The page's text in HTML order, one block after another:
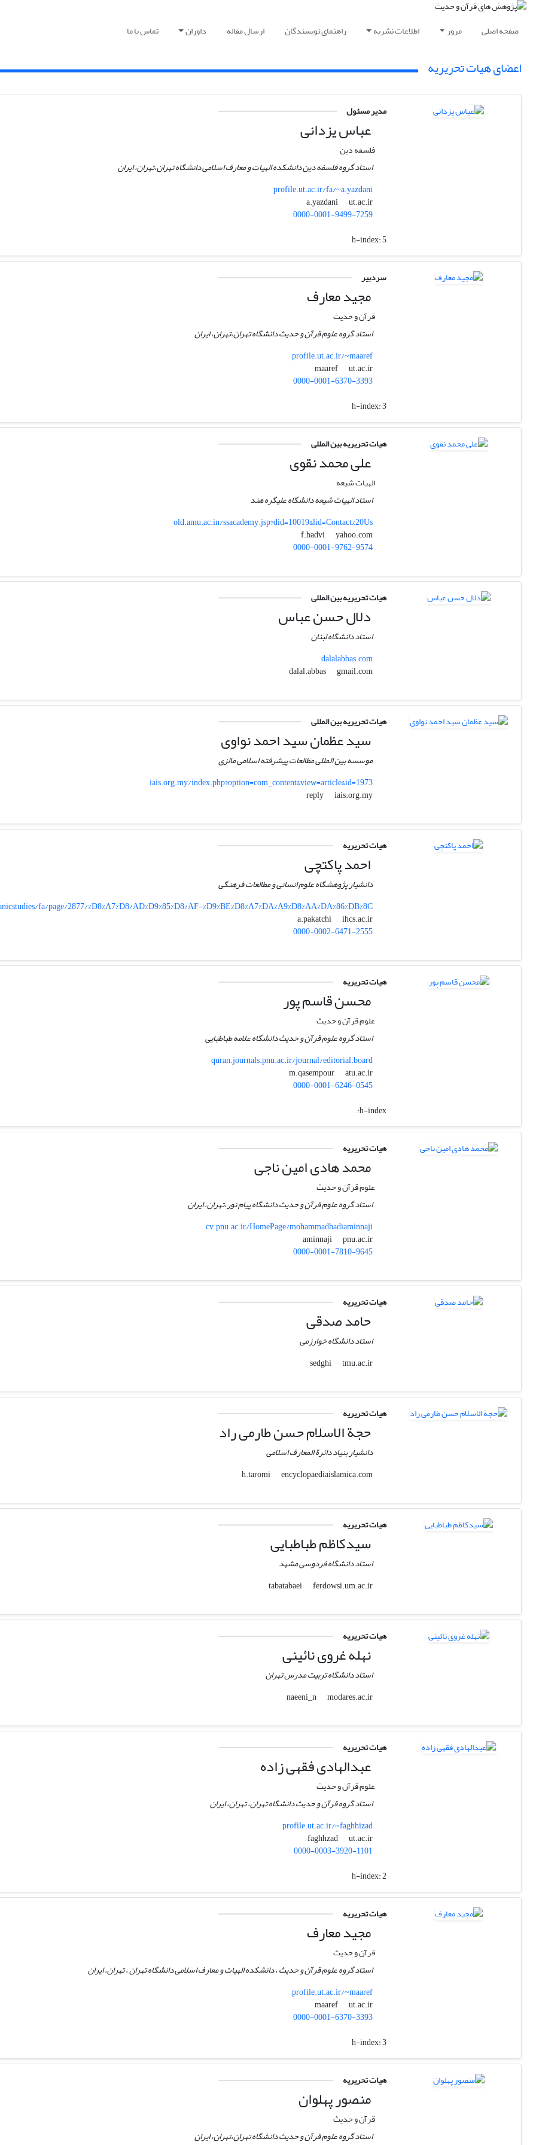
صفحه اصلی مرور اطلاعات نشریه راهنمای نویسندگان ارسال مقاله داوران تماس با ما
اعضای هیات تحریریه
مدیر مسئول
عباس یزدانی
فلسفه دین
استاد گروه فلسفه دین دانشکده الهیات و معارف اسلامی دانشگاه تهران،تهران، ایران
profile.ut.ac.ir/fa/~a.yazdani
a.yazdani
ut.ac.ir
0000-0001-9499-7259
h-index:5
سردبیر
مجید معارف
قرآن و حدیث
استاد گروه علوم قرآن و حدیث دانشگاه تهران،تهران، ایران
profile.ut.ac.ir/~maaref
maaref
ut.ac.ir
0000-0001-6370-3393
h-index:3
هیات تحریریه بین المللی
علی محمد نقوی
الهیات شیعه
استاد الهیات شیعه دانشگاه علیگره هند
old.amu.ac.in/ssacademy.jsp?did=10019&lid=Contact%20Us
f.badvi
yahoo.com
0000-0001-9762-9574
هیات تحریریه بین المللی
دلال حسن عباس
استاد دانشگاه لبنان
dalalabbas.com
dalal.abbas
gmail.com
هیات تحریریه بین المللی
سید عظمان سید احمد نواوی
موسسه بین المللی مطالعات پیشرفته اسلامی مالزی
iais.org.my/index.php?option=com_content&view=article&id=1973
reply
iais.org.my
هیات تحریریه
احمد پاکتچی
دانشیار پژوهشگاه علوم انسانی و مطالعات فرهنگی
fa/page/2877/%D8%A7%D8%AD%D9%85%D8%AF-%D9%BE%D8%A7%DA%A9%D8%AA%DA%86%DB%8C
a.pakatchi
ihcs.ac.ir
0000-0002-6471-2555
هیات تحریریه
محسن قاسم پور
علوم قرآن و حدیث
استاد گروه علوم قرآن و حدیث دانشگاه علامه طباطبایی
quran.journals.pnu.ac.ir/journal/editorial.board
m.qasempour
atu.ac.ir
0000-0001-6246-0545
h-index:
,
هیات تحریریه
محمد هادی امین ناجی
علوم قرآن و حدیث
استاد گروه علوم قرآن و حدیث دانشگاه پیام نور،تهران، ایران
cv.pnu.ac.ir/HomePage/mohammadhadiaminnaji
aminnaji
pnu.ac.ir
0000-0001-7810-9645
هیات تحریریه
حامد صدقی
استاد دانشگاه خوارزمی
sedghi
tmu.ac.ir
هیات تحریریه
حجة الاسلام حسن طارمی راد
دانشیار بنیاد دائرة المعارف اسلامی
h.taromi
encyclopaediaislamica.com
هیات تحریریه
سیدکاظم طباطبایی
استاد دانشگاه فردوسی مشهد
tabatabaei
ferdowsi.um.ac.ir
هیات تحریریه
نهله غروی نائینی
استاد دانشگاه تربیت مدرس تهران
naeeni_n
modares.ac.ir
هیات تحریریه
عبدالهادی فقهی زاده
علوم قرآن و حدیث
استاد گروه قرآن و حدیث دانشگاه تهران، تهران، ایران
profile.ut.ac.ir/~faghhizad
faghhzad
ut.ac.ir
0000-0003-3920-1101
h-index:2
هیات تحریریه
مجید معارف
قرآن و حدیث
استاد گروه علوم قرآن و حدیث ، دانشکده الهیات و معارف اسلامی دانشگاه تهران ، تهران، ایران
profile.ut.ac.ir/~maaref
maaref
ut.ac.ir
0000-0001-6370-3393
h-index:3
هیات تحریریه
منصور پهلوان
قرآن و حدیث
استاد گروه علوم قرآن و حدیث دانشگاه تهران،تهران، ایران